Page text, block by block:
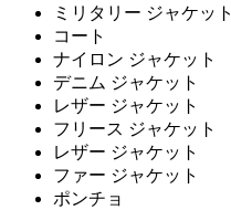
ミリタリー ジャケット
コート
ナイロン ジャケット
デニム ジャケット
レザー ジャケット
フリース ジャケット
レザー ジャケット
ファー ジャケット
ポンチョ